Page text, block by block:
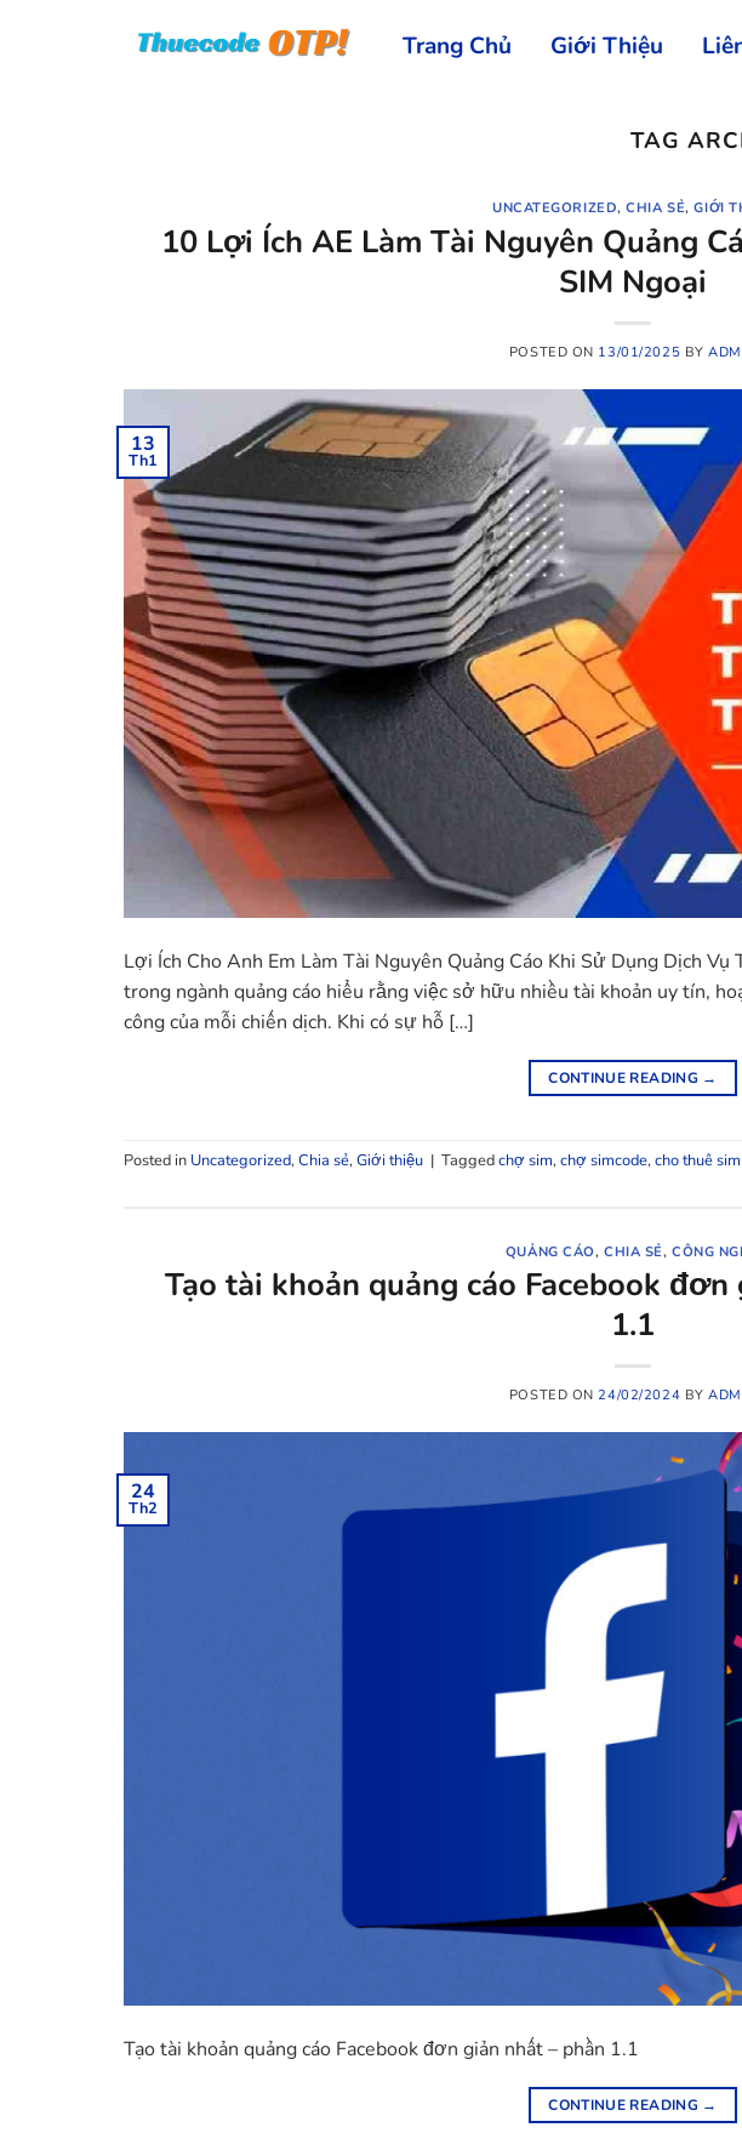
Trang Chủ Giới Thiệu
TAG
UNCATEGORIZED,CHIA SẺ,GIỚI
10 Lợi Ích AE Làm Tài Nguyên Quảng
SIM Ngoại
POSTED ON 13/01/2025 BY
13
Th1
Lợi Ích Cho Anh Em Làm Tài Nguyên Quảng Cáo Khi Sử Dụng Dịch
trong ngành quảng cáo hiểu rằng việc sở hữu nhiều tài khoản uy tín,
công của mỗi chiến dịch. Khi có sự hỗ […]
CONTINUE READING →
Posted in Uncategorized, Chia sẻ, Giới thiệu | Taggedchợ sim, chợ simcode, cho thuê
QUẢNG CÁO,CHIA SẺ,CÔNG
Tạo tài khoản quảng cáo Facebook
1.1
POSTED ON24/02/2024 BY
24
Th2
Tạo tài khoản quảng cáo Facebook đơn giản nhất – phần 1.1
CONTINUE READING →